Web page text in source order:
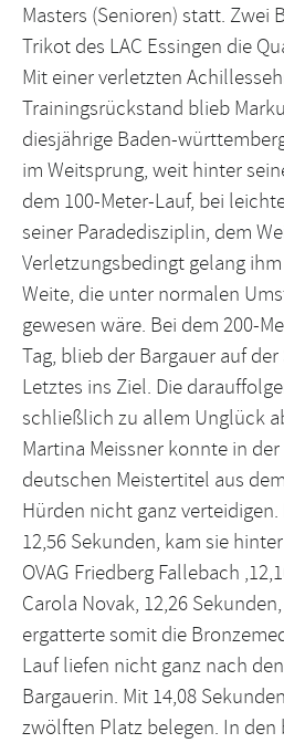
Masters (Senioren) statt. Zwei
Trikot des LAC Essingen die
Mit einer verletzten
Trainingsrückstand blieb
diesjährige Baden-
im Weitsprung, weit hinter
dem 100-Meter-Lauf, bei
seiner Paradedisziplin, dem
Verletzungsbedingt gelang
Weite, die unter normalen
gewesen wäre. Bei dem 200-
Tag, blieb der Bargauer auf
Letztes ins Ziel. Die
schließlich zu allem Unglück
Martina Meissner konnte in
deutschen Meistertitel aus
Hürden nicht ganz
12,56 Sekunden, kam sie
OVAG Friedberg Fallebach
Carola Novak, 12,26
ergatterte somit die
Lauf liefen nicht ganz nach
Bargauerin. Mit 14,08
zwölften Platz belegen. In